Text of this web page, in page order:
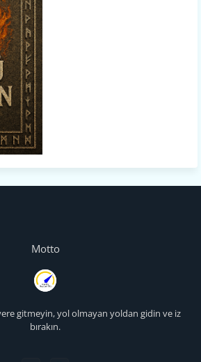
Motto
gitmeyin, yol olmayan yoldan gidin ve iz
bırakın.